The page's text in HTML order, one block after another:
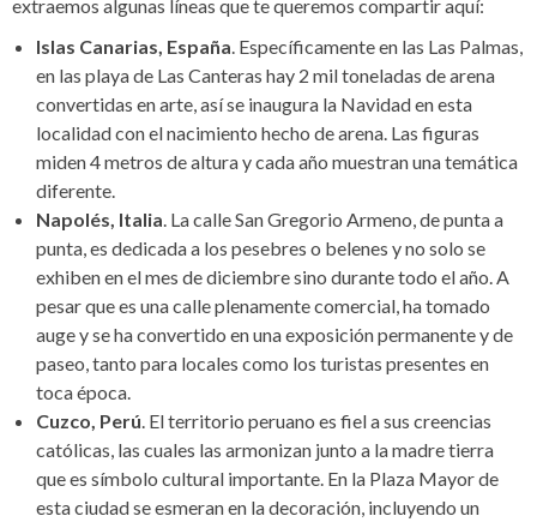
extraemos algunas líneas que te queremos compartir aquí:
Islas Canarias, España. Específicamente en las Las Palmas,
en las playa de Las Canteras hay 2 mil toneladas de arena
convertidas en arte, así se inaugura la Navidad en esta
localidad con el nacimiento hecho de arena. Las figuras
miden 4 metros de altura y cada año muestran una temática
diferente.
Napolés, Italia. La calle San Gregorio Armeno, de punta a
punta, es dedicada a los pesebres o belenes y no solo se
exhiben en el mes de diciembre sino durante todo el año. A
pesar que es una calle plenamente comercial, ha tomado
auge y se ha convertido en una exposición permanente y de
paseo, tanto para locales como los turistas presentes en
toca época.
Cuzco, Perú. El territorio peruano es fiel a sus creencias
católicas, las cuales las armonizan junto a la madre tierra
que es símbolo cultural importante. En la Plaza Mayor de
esta ciudad se esmeran en la decoración, incluyendo un